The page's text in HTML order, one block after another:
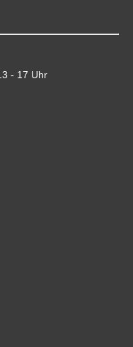
- 17 Uhr